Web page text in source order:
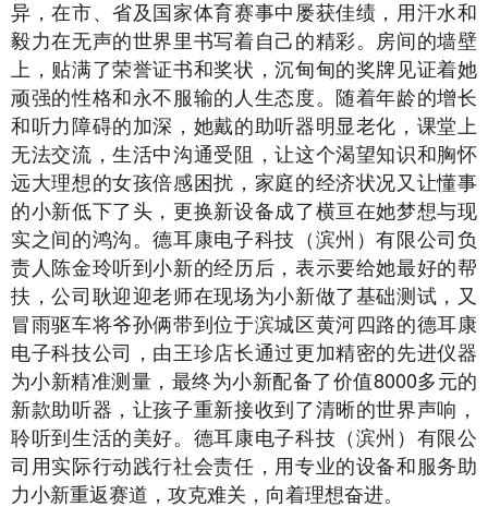
异，在市、省及国家体育赛事中屡获佳绩，用汗水和
毅力在无声的世界里书写着自己的精彩。房间的墙壁
上，贴满了荣誉证书和奖状，沉甸甸的奖牌见证着她
顽强的性格和永不服输的人生态度。随着年龄的增长
和听力障碍的加深，她戴的助听器明显老化，课堂上
无法交流，生活中沟通受阻，让这个渴望知识和胸怀
远大理想的女孩倍感困扰，家庭的经济状况又让懂事
的小新低下了头，更换新设备成了横亘在她梦想与现
实之间的鸿沟。德耳康电子科技（滨州）有限公司负
责人陈金玲听到小新的经历后，表示要给她最好的帮
扶，公司耿迎迎老师在现场为小新做了基础测试，又
冒雨驱车将爷孙俩带到位于滨城区黄河四路的德耳康
电子科技公司，由王珍店长通过更加精密的先进仪器
为小新精准测量，最终为小新配备了价值8000多元的
新款助听器，让孩子重新接收到了清晰的世界声响，
聆听到生活的美好。德耳康电子科技（滨州）有限公
司用实际行动践行社会责任，用专业的设备和服务助
力小新重返赛道，攻克难关，向着理想奋进。